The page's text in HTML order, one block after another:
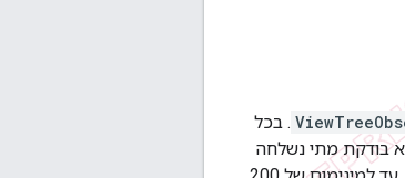
. בכל
בודקת מתי נשלחה